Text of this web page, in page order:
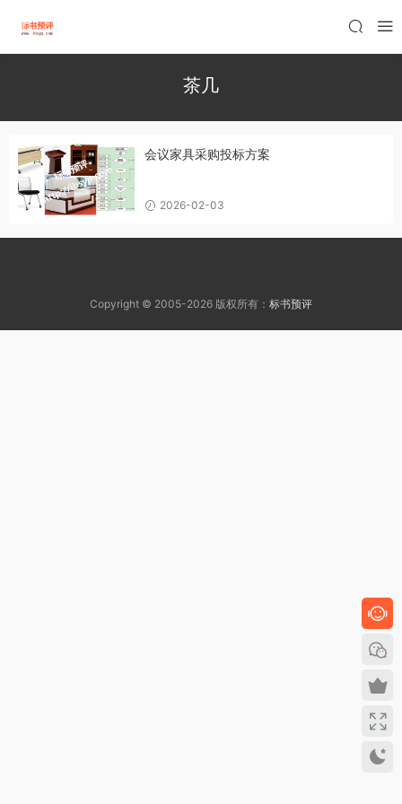
茶几
会议家具采购投标方案
2026-02-03
Copyright © 2005-2026 版权所有： 标书预评